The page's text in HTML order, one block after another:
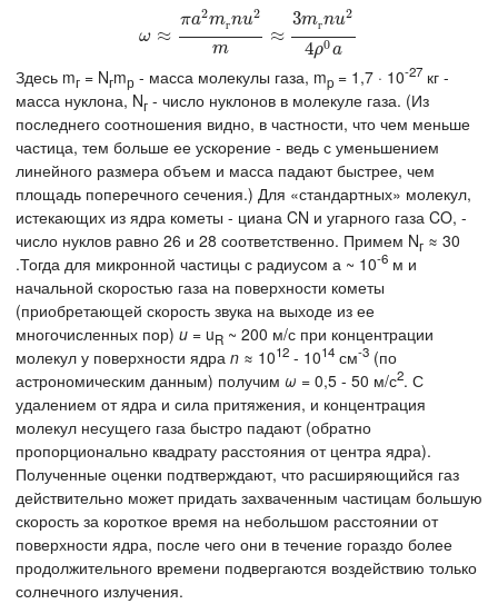
ω ≈
πa2mгnu2
m
≈
3mгnu2
4ρ0a
ω ≈π a2mгnu2m≈3 mг nu24ρ0a
Здесь mг = Nгmр - масса молекулы газа, mp = 1,7 · 10-27 кг -
масса нуклона, Nг - число нуклонов в молекуле газа. (Из
последнего соотношения видно, в частности, что чем меньше
частица, тем больше ее ускорение - ведь с уменьшением
линейного размера объем и масса падают быстрее, чем
площадь поперечного сечения.) Для «стандартных» молекул,
истекающих из ядра кометы - циана CN и угарного газа CO, -
число нуклов равно 26 и 28 соответственно. Примем Nг ≈ 30
.Тогда для микронной частицы с радиусом а ~ 10-6 м и
начальной скоростью газа на поверхности кометы
(приобретающей скорость звука на выходе из ее
многочисленных пор) u = uR ~ 200 м/с при концентрации
молекул у поверхности ядра n ≈ 1012 - 1014 см-3 (по
астрономическим данным) получим ω = 0,5 - 50 м/с2. С
удалением от ядра и сила притяжения, и концентрация
молекул несущего газа быстро падают (обратно
пропорционально квадрату расстояния от центра ядра).
Полученные оценки подтверждают, что расширяющийся газ
действительно может придать захваченным частицам большую
скорость за короткое время на небольшом расстоянии от
поверхности ядра, после чего они в течение гораздо более
продолжительного времени подвергаются воздействию только
солнечного излучения.